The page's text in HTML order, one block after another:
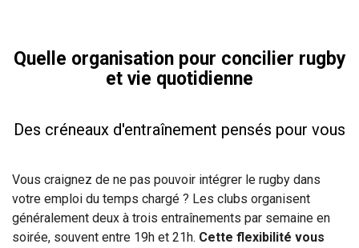
Quelle organisation pour concilier rugby
et vie quotidienne
Des créneaux d'entraînement pensés pour vous
Vous craignez de ne pas pouvoir intégrer le rugby dans
votre emploi du temps chargé ? Les clubs organisent
généralement deux à trois entraînements par semaine en
soirée, souvent entre 19h et 21h. Cette flexibilité vous